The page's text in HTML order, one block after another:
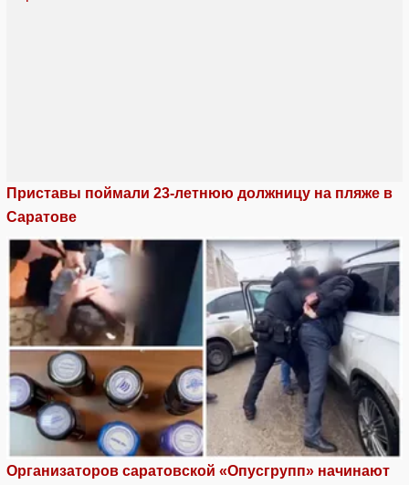
Приставы поймали 23-летнюю должницу на пляже в
Саратове
Организаторов саратовской «Опусгрупп» начинают